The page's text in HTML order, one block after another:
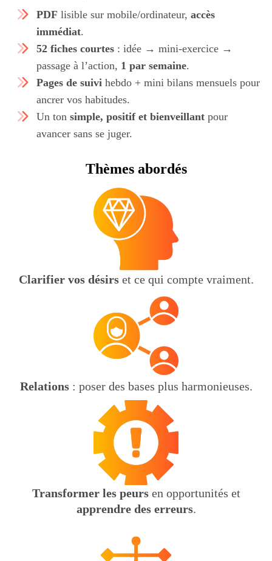
PDF lisible sur mobile/ordinateur, accès
immédiat.
52 fiches courtes : idée → mini-exercice →
passage à l’action, 1 par semaine.
Pages de suivi hebdo + mini bilans mensuels pour
ancrer vos habitudes.
Un ton simple, positif et bienveillant pour
avancer sans se juger.
Thèmes abordés
Clarifier vos désirset ce qui compte vraiment.
Relations: poser des bases plus harmonieuses.
Transformer les peursen opportunités et
apprendre des erreurs.